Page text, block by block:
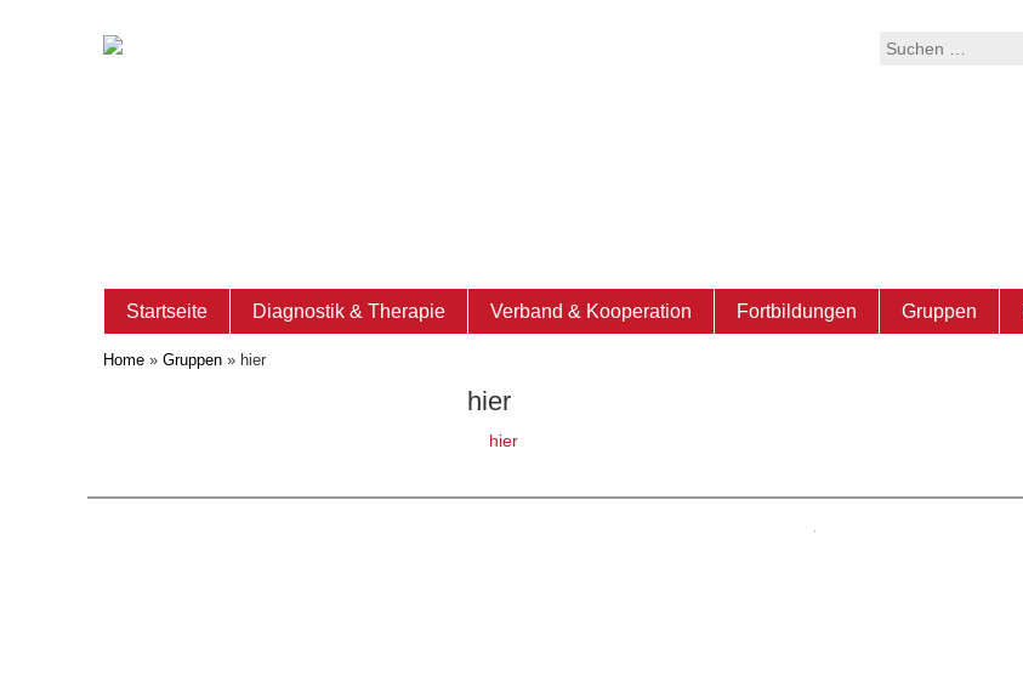
Suchen
Startseite Diagnostik & Therapie Verband & Kooperation Fortbildungen Gruppen
Home » Gruppen » hier
hier
hier